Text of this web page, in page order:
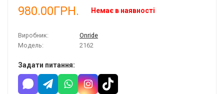
980.00ГРН. Немає в наявності
Виробник:
Onride
Модель:
2162
Задати питання: